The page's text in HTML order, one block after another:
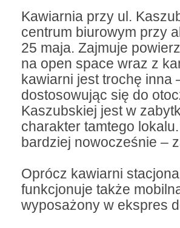
Kawiarnia przy ul.
centrum biurowym przy
25 maja. Zajmuje
na open space wraz z
kawiarni jest trochę inna
dostosowując się do
Kaszubskiej jest w
charakter tamtego
bardziej nowocześnie –
Oprócz kawiarni
funkcjonuje także
wyposażony w ekspres